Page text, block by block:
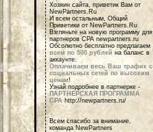
Хозяин сайта, приветик Вам от
NewPartners.Ru
И всем остальным, Общий
Приветики от NewPartners.Ru
Взгляньте на новую программу для
партнеров СРА newpartners.ru
Обсолютно бесплатно предлагаем
всем по 500 рублей на баланс в
аккаунте.
Оплачиваем весь Ваш трафик с
социальных сетей по высоким
ценам!
Узнай подробнее в партнерке -
ПАРТНЕРСКАЯ ПРОГРАММА
СРА http://newpartners.ru/
Всем спасибо за внимание,
команда NewPartners